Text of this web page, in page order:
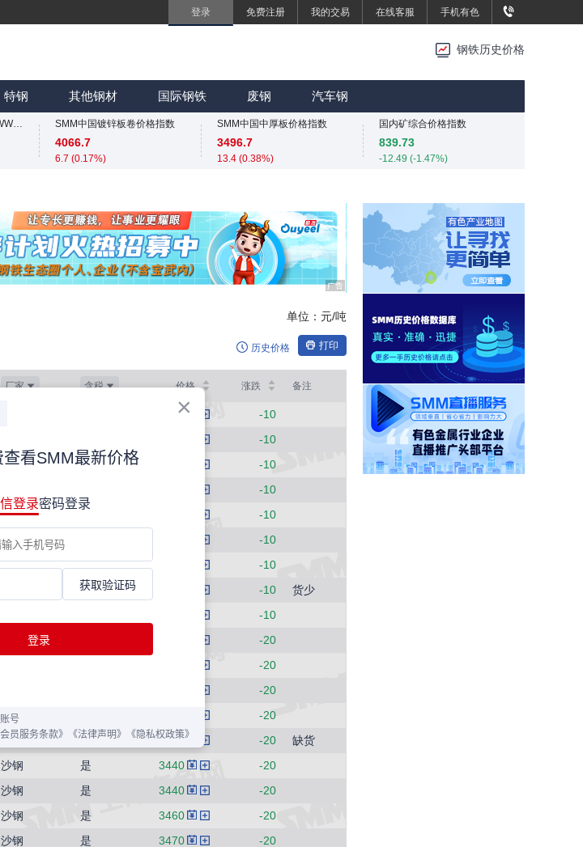
登录 免费注册 我的交易 在线客服 手机有色
钢铁历史价格
特钢 其他钢材 国际钢铁 废钢 汽车钢
SMM中国无取向硅钢50WW800价格指数
SMM中国无取向硅钢50WW800价格指数
SMM中国镀锌板卷价格指数
3767
SMM中国镀锌板卷价格指数
4066.7
6.7 (0.17%)
SMM中国镀锌板卷价格指数
4066.7
6.7 (0.17%)
SMM中国中厚板价格指数
3496.7
13.4 (0.38%)
SMM中国中厚板价格指数
3496.7
13.4 (0.38%)
重废3
重废3
国内矿综合价格指数
839.73
-12.49 (-1.47%)
-55 (-2.78%)
SMM中国螺纹钢价格指数
3034
4 (0.13%)
SMM中国热轧板卷价格指数
3258.2
SMM中国无取向硅钢50WW800价格指数
4254
0 (0.00%)
SMM中国冷轧板卷价格指数
3767
4 (0.11%)
SMM中国镀锌板卷价格指数
4066.7
6.7 (0.17%)
SMM中国中厚板价格指数
单位： 元/吨
历史价格 打印
厂家 含税 价格 涨跌 备注
3490
-10
-10
桂鑫 是
-10
-10
永钢
-10
永钢
-10
中新钢铁 是
-10
是 -10
货少
-10
-20
-20
-20
沙钢
-20
沙钢 是 3410 -20
缺货
沙钢 是 3440
-20
沙钢 是 3440
-20
沙钢 是 3460
-20
沙钢 是 3470
-20